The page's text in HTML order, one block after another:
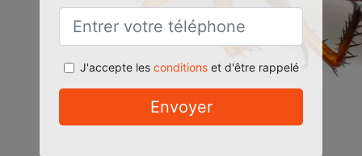
J'accepte les conditionset d'être rappelé
Envoyer